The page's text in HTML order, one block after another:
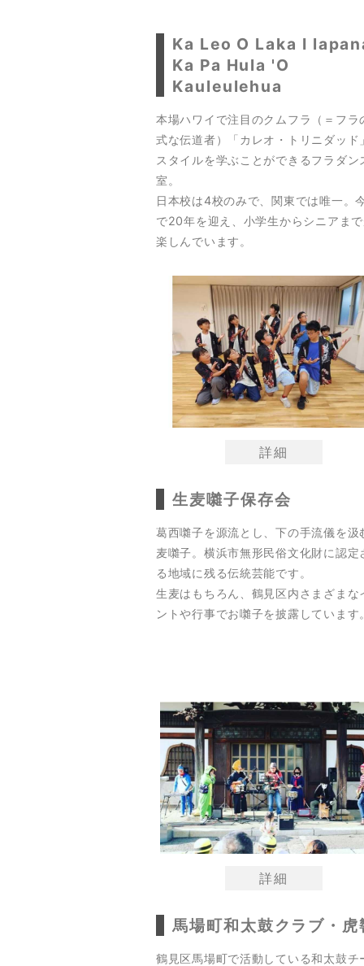
Ka Leo O Laka I
Ka Pa Hula 'O
Kauleulehua
本場ハワイで注目のクムフラ（＝フラ
式な伝道者）「カレオ・トリニダッド
スタイルを学ぶことができるフラダン
室。
日本校は4校のみで、関東では唯一。
で20年を迎え、小学生からシニアま
楽しんでいます。
詳細
生麦囃子保存会
葛西囃子を源流とし、下の手流儀を汲
麦囃子。横浜市無形民俗文化財に認定
る地域に残る伝統芸能です。
生麦はもちろん、鶴見区内さまざまな
ントや行事でお囃子を披露しています
詳細
馬場町和太鼓クラブ・虎
鶴見区馬場町で活動している和太鼓チ